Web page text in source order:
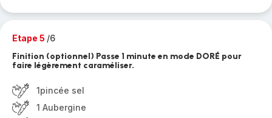
Etape 5 /6
Finition (optionnel) Passe 1 minute en mode DORÉ pour
faire légèrement caraméliser.
1pincée sel
1 Aubergine